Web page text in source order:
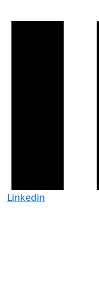
Linkedin